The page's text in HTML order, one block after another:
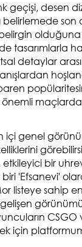
geçişi, desen
belirlemede
olduğuna
tasarımlarla
detaylar
maçlarda
içi genel
bir
biri 'Efsanevi'
listeye sahip
için